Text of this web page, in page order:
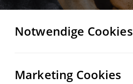
Notwendige Cookies
Marketing Cookies